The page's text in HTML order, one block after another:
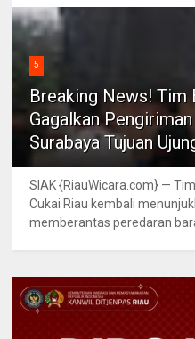
5
Breaking News! Tim
Gagalkan
Surabaya Tujuan
SIAK {RiauWicara.com} —
Cukai Riau kembali
memberantas peredaran